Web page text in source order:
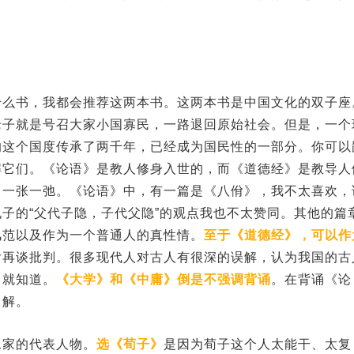
书，我都会推荐这两本书。这两本书是中国文化的双子座
就是号召大家小国寡民，一路退回原始社会。但是，一个
个国度传承了两千年，已经成为国民性的一部分。你可以
们。《论语》是教人修身入世的，而《道德经》是教导人
张一弛。《论语》中，有一篇是《八佾》，我不太喜欢，
的“父代子隐，子代父隐”的观点我也不太赞同。其他的篇
以及作为一个普通人的真性情。 至于《道德经》，可以作
谈批判。很多现代人对古人有很深的误解，认为我国的古
知道。
《大学》和《中庸》倒是不强调背诵。在背诵《论
。
的代表人物。 选《荀子》 是因为荀子这个人太能干、太复